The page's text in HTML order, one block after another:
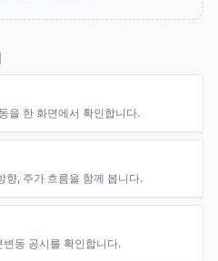
을 한 화면에서 확인합니다.
향, 주가 흐름을 함께 봅니다.
동 공시를 확인합니다.